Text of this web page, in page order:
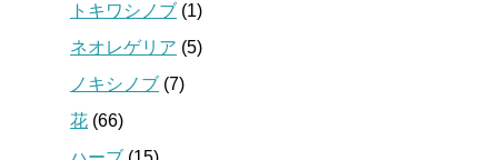
トキワシノブ (1)
ネオレゲリア (5)
ノキシノブ (7)
花 (66)